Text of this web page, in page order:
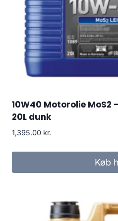
10W40 Motorolie MoS2
20L dunk
1,395.00 kr.
Køb